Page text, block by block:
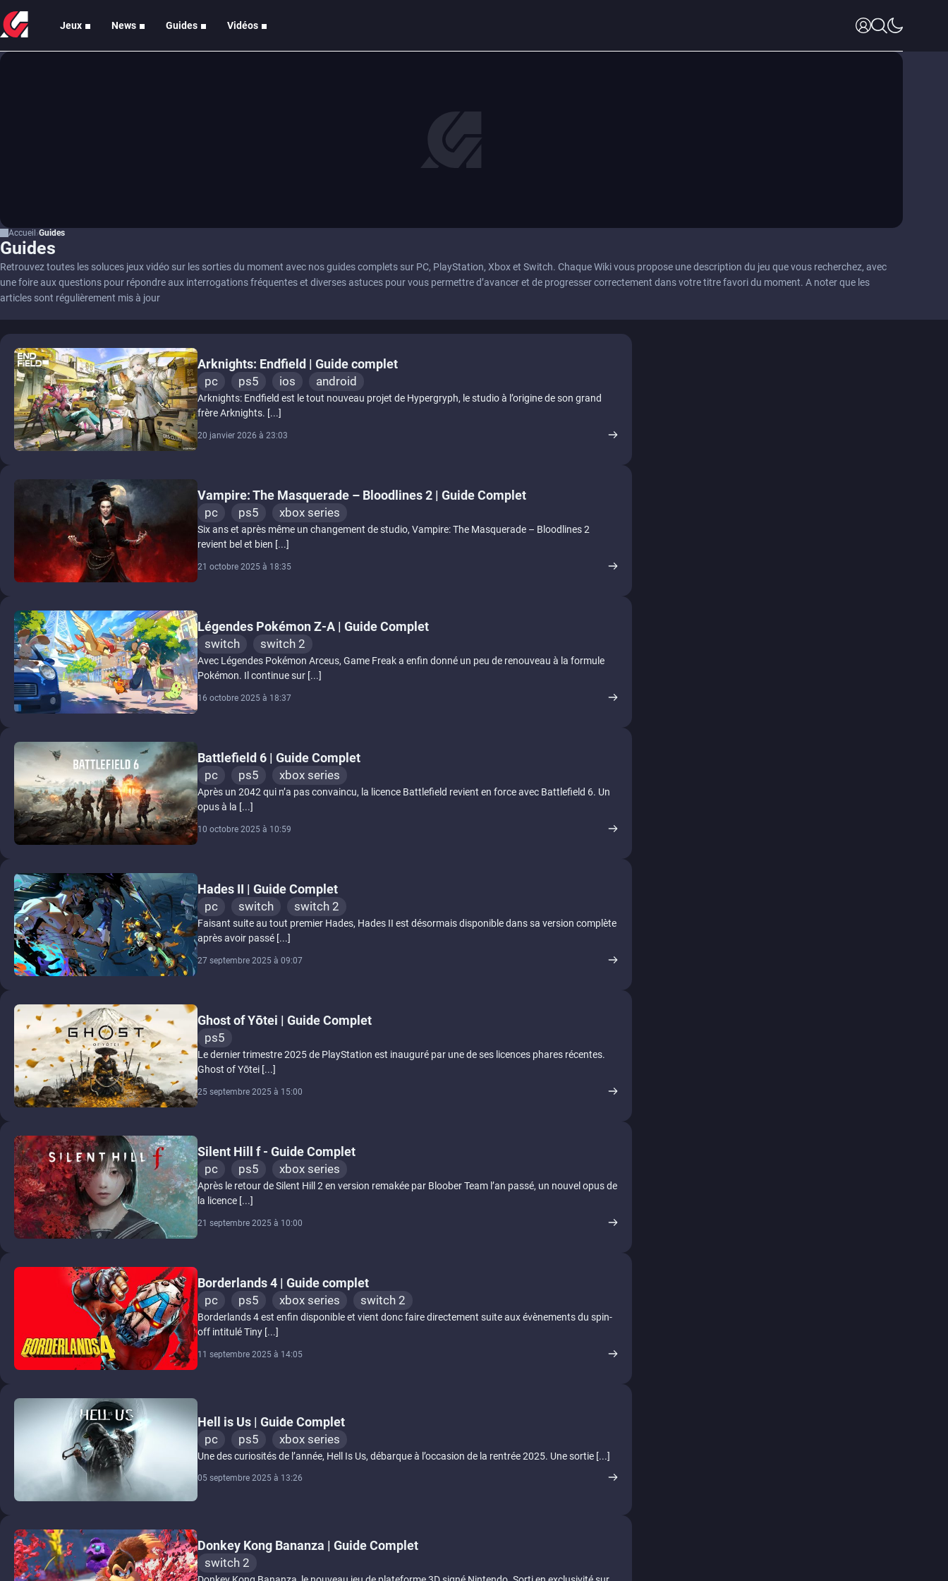
Jeux News Guides Vidéos
Accueil Guides
Guides
Retrouvez toutes les soluces jeux vidéo sur les sorties du moment avec nos guides complets sur PC, PlayStation, Xbox et Switch. Chaque Wiki vous propose une description du jeu que vous recherchez, avec
une foire aux questions pour répondre aux interrogations fréquentes et diverses astuces pour vous permettre d’avancer et de progresser correctement dans votre titre favori du moment. A noter que les
articles sont régulièrement mis à jour
Arknights: Endfield | Guide complet
pc ps5 ios android
Arknights: Endfield est le tout nouveau projet de Hypergryph, le studio à l’origine de son grand
frère Arknights. [...]
20 janvier 2026 à 23:03
Vampire: The Masquerade – Bloodlines 2 | Guide Complet
pc ps5 xbox series
Six ans et après même un changement de studio, Vampire: The Masquerade – Bloodlines 2
revient bel et bien [...]
21 octobre 2025 à 18:35
Légendes Pokémon Z-A | Guide Complet
switch switch 2
Avec Légendes Pokémon Arceus, Game Freak a enfin donné un peu de renouveau à la formule
Pokémon. Il continue sur [...]
16 octobre 2025 à 18:37
Battlefield 6 | Guide Complet
pc ps5 xbox series
Après un 2042 qui n’a pas convaincu, la licence Battlefield revient en force avec Battlefield 6. Un
opus à la [...]
10 octobre 2025 à 10:59
Hades II | Guide Complet
pc switch switch 2
Faisant suite au tout premier Hades, Hades II est désormais disponible dans sa version complète
après avoir passé [...]
27 septembre 2025 à 09:07
Ghost of Yōtei | Guide Complet
ps5
Le dernier trimestre 2025 de PlayStation est inauguré par une de ses licences phares récentes.
Ghost of Yōtei [...]
25 septembre 2025 à 15:00
Silent Hill f - Guide Complet
pc ps5 xbox series
Après le retour de Silent Hill 2 en version remakée par Bloober Team l’an passé, un nouvel opus de
la licence [...]
21 septembre 2025 à 10:00
Borderlands 4 | Guide complet
pc ps5 xbox series switch 2
Borderlands 4 est enfin disponible et vient donc faire directement suite aux évènements du spin-
off intitulé Tiny [...]
11 septembre 2025 à 14:05
Hell is Us | Guide Complet
pc ps5 xbox series
Une des curiosités de l’année, Hell Is Us, débarque à l’occasion de la rentrée 2025. Une sortie [...]
05 septembre 2025 à 13:26
Donkey Kong Bananza | Guide Complet
switch 2